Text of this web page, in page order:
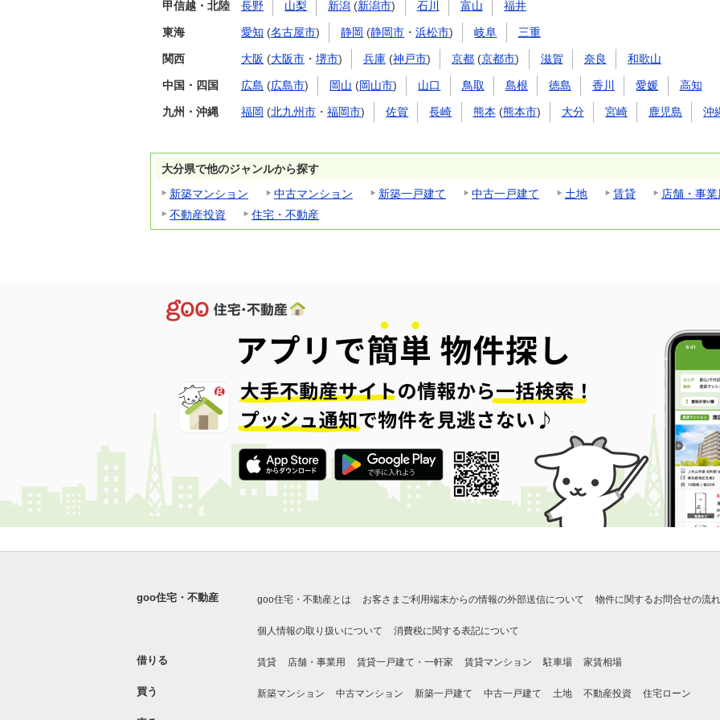
甲信越・北陸 長野 山梨 新潟 (新潟市) 石川 富山 福井
東海 愛知 (名古屋市) 静岡 (静岡市 ・浜松市) 岐阜 三重
関西 大阪 (大阪市 ・ 堺市) 兵庫 (神戸市) 京都 (京都市) 滋賀 奈良 和歌山
中国・四国 広島 (広島市) 岡山 (岡山市) 山口 鳥取 島根 徳島 香川 愛媛 高知
九州・沖縄 福岡 (北九州市 ・ 福岡市) 佐賀 長崎 熊本 (熊本市) 大分 宮崎 鹿児島 沖
大分県で他のジャンルから探す
新築マンション
中古マンション 新築一戸建て 中古一戸建て 土地 賃貸
店舗・事業
不動産投資
住宅・不動産
goo住宅・不動産 goo住宅・不動産とは お客さまご利用端末からの情報の外部送信について 物件に関するお問合せの流れ
個人情報の取り扱いについて 消費税に関する表記について
借りる 賃貸 店舗・事業用 賃貸一戸建て・一軒家 賃貸マンション 駐車場 家賃相場
買う 新築マンション 中古マンション 新築一戸建て 中古一戸建て 土地 不動産投資 住宅ローン